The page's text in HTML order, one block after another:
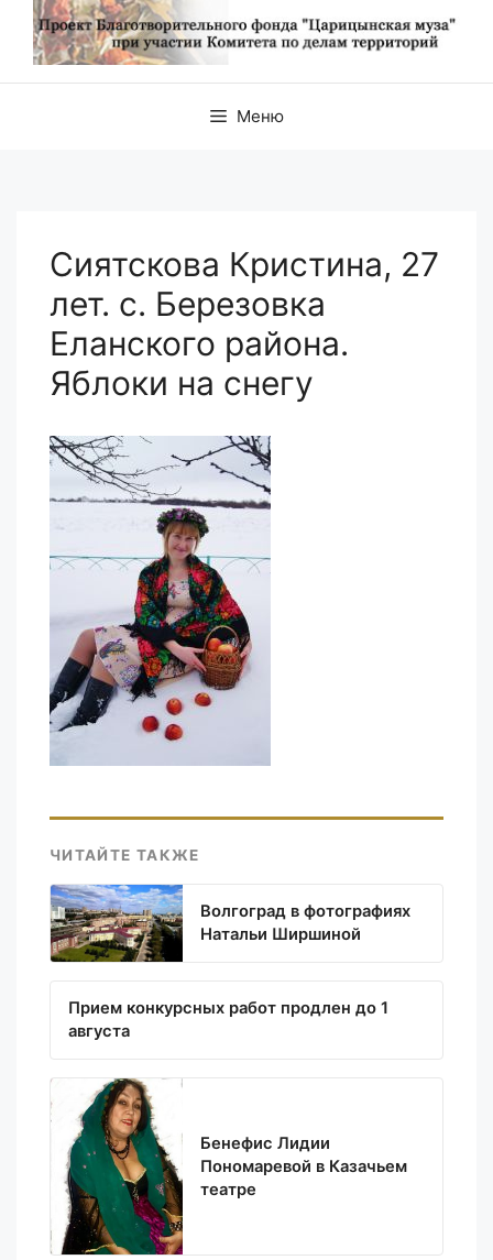
Меню
Сиятскова Кристина, 27
лет. с. Березовка
Еланского района.
Яблоки на снегу
ЧИТАЙТЕ ТАКЖЕ
Волгоград в фотографиях
Натальи Ширшиной
Прием конкурсных работ продлен до 1
августа
Бенефис Лидии
Пономаревой в Казачьем
театре